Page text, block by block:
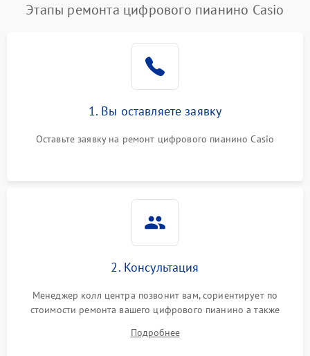
Этапы ремонта цифрового пианино Casio
1. Вы оставляете заявку
Оставьте заявку на ремонт цифрового пианино Casio
2. Консультация
Менеджер колл центра позвонит вам, сориентирует по
стоимости ремонта вашего цифрового пианино а также
Подробнее